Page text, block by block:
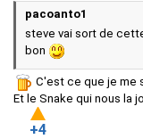
pacoanto1
steve vai sort de
bon
C'est ce que je me
Et le Snake qui nous la
+4